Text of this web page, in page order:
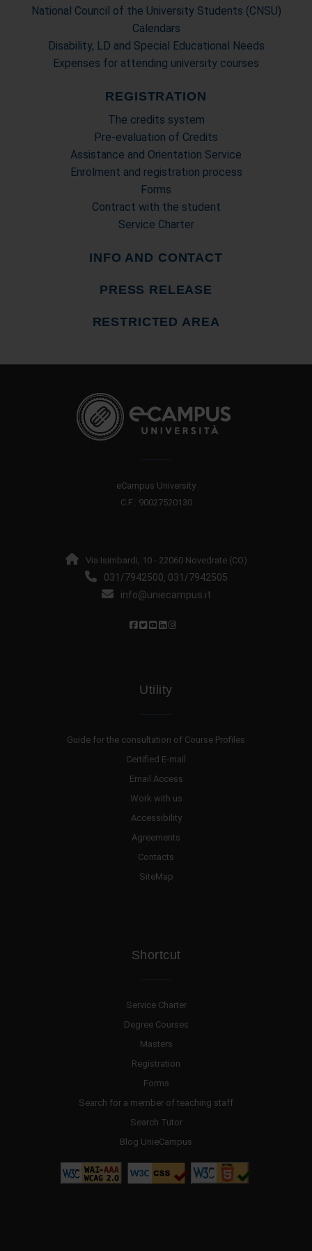
National Council of the University Students (CNSU)
Calendars
Disability, LD and Special Educational Needs
Expenses for attending university courses
REGISTRATION
The credits system
Pre-evaluation of Credits
Assistance and Orientation Service
Enrolment and registration process
Forms
Contract with the student
Service Charter
INFO AND CONTACT
PRESS RELEASE
RESTRICTED AREA
eCampus University
C.F.: 90027520130
Via Isimbardi, 10 - 22060 Novedrate (CO)
031/7942500, 031/7942505
info@uniecampus.it
Utility
Guide for the consultation of Course Profiles
Certified E-mail
Email Access
Work with us
Accessibility
Agreements
Contacts
SiteMap
Shortcut
Service Charter
Degree Courses
Masters
Registration
Forms
Search for a member of teaching staff
Search Tutor
Blog UnieCampus